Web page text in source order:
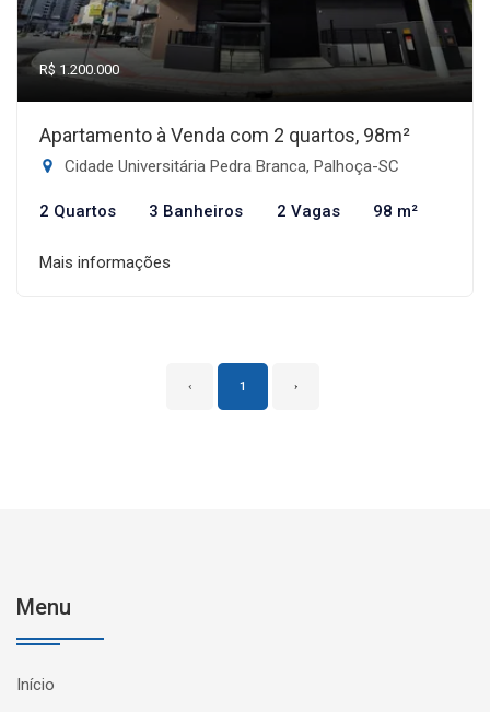
R$ 1.200.000
Apartamento à Venda com 2 quartos, 98m²
Cidade Universitária Pedra Branca, Palhoça-SC
2 Quartos 3 Banheiros 2 Vagas 98 m²
Mais informações
‹ 1 ›
Menu
Início